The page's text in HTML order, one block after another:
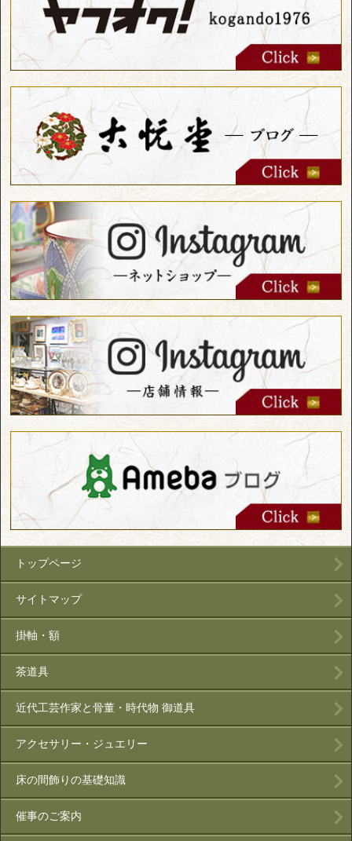
トップページ
サイトマップ
掛軸・額
茶道具
近代工芸作家と骨董・時代物 御道具
アクセサリー・ジュエリー
床の間飾りの基礎知識
催事のご案内